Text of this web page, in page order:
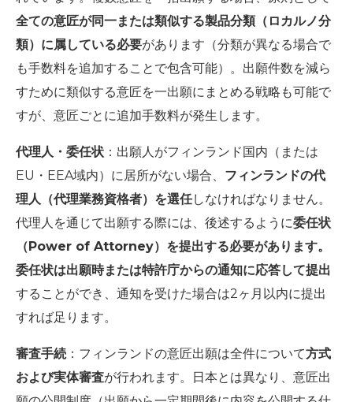
全ての意匠が同一または類似する製品分類（ロカルノ分
類）に属している必要があります（分類が異なる場合で
も手数料を追加することで包含可能）。出願件数を減ら
すために類似する意匠を一出願にまとめる戦略も可能で
すが、意匠ごとに追加手数料が発生します。
代理人・委任状 ：出願人がフィンランド国内（または
EU・EEA域内）に居所がない場合、 フィンランドの代
理人（代理業務資格者）を選任しなければなりません。
代理人を通じて出願する際には、後述するように委任状
（Power of Attorney）を提出する必要があります。
委任状は出願時または特許庁からの通知に応答して提出
することができ、通知を受けた場合は2ヶ月以内に提出
すれば足ります。
審査手続 ：フィンランドの意匠出願は全件について方式
および実体審査が行われます。日本とは異なり、意匠出